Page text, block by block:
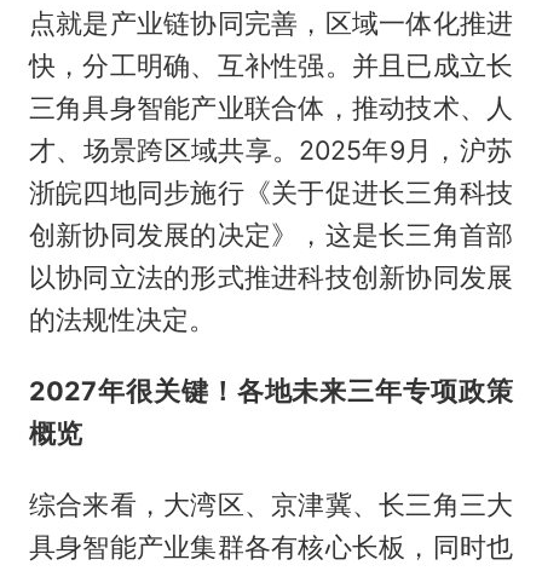
点就是产业链协同完善，区域一体化推进
快，分工明确、互补性强。并且已成立长
三角具身智能产业联合体，推动技术、人
才、场景跨区域共享。2025年9月，沪苏
浙皖四地同步施行《关于促进长三角科技
创新协同发展的决定》，这是长三角首部
以协同立法的形式推进科技创新协同发展
的法规性决定。
2027年很关键！各地未来三年专项政策
概览
综合来看，大湾区、京津冀、长三角三大
具身智能产业集群各有核心长板，同时也